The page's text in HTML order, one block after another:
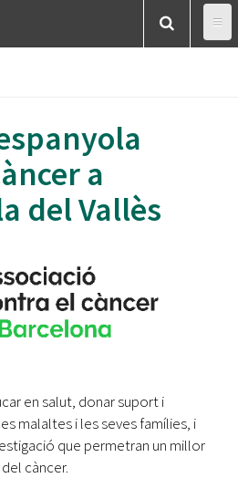
a
del Vallès
en salut, donar suport i
malaltes i les seves famílies, i
que permetran un millor
càncer.